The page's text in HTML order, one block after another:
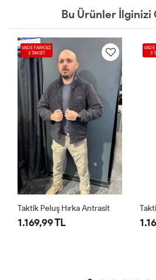
Bu Ürünler İlginizi
VADE FARKSIZ
3 TAKSİT
Taktik Peluş Hırka Antrasit
1.169,99 TL
VADE
3